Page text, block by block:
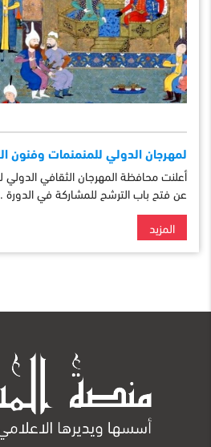
لمهرجان الدولي للمنمنمات وفنون
أعلنت محافظة المهرجان الثقافي الدولي
عن فتح باب الترشح للمشاركة في الدورة
المزيد